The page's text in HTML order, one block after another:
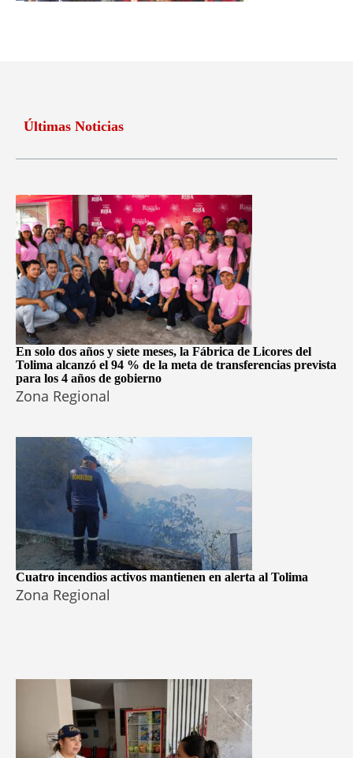
Últimas Noticias
En solo dos años y siete meses, la Fábrica de Licores del
Tolima alcanzó el 94 % de la meta de transferencias prevista
para los 4 años de gobierno
Zona Regional
Cuatro incendios activos mantienen en alerta al Tolima
Zona Regional